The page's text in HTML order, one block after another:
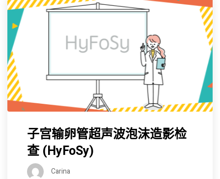
子宫输卵管超声波泡沫造影检
查 (HyFoSy)
Carina